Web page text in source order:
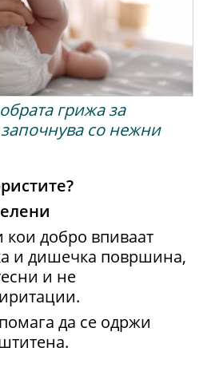
грижа за
со нежни
кои добро впиваат
и дишечка површина,
и не
да се одржи